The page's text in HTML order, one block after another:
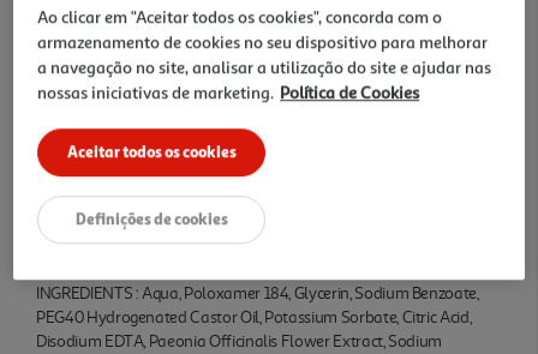
limpa, desmaquilha e apazigua. Testado sob controlo
dermatológico
Quantidade Liquida
0.5 LT
INGREDIENTS : Aqua, Poloxamer 184, Glycerin, Sodium Benzoate,
PEG40 Hydrogenated Castor Oil, Potassium Sorbate, Citric Acid,
Disodium EDTA, Paeonia Officinalis Flower Extract, Sodium
Ao clicar em "Aceitar todos os cookies", concorda com o
armazenamento de cookies no seu dispositivo para melhorar
a navegação no site, analisar a utilização do site e ajudar nas
nossas iniciativas de marketing. Política de Cookies
Aceitar todos os cookies
Definições de cookies